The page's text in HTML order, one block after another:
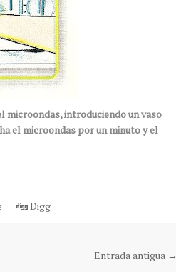
microondas, introduciendo un vaso
el microondas por un minuto y el
Digg
Entrada antigua →